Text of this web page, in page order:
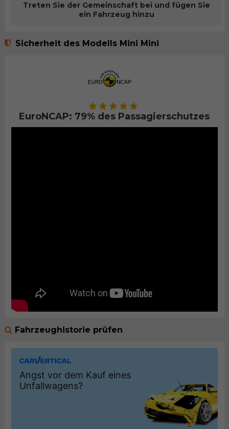
Treten Sie der Gemeinschaft bei und fügen Sie
ein Fahrzeug hinzu
Sicherheit des Modells Mini Mini
EuroNCAP: 79% des Passagierschutzes
Fahrzeughistorie prüfen